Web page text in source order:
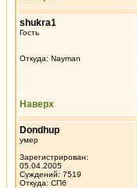
shukra1
Гость
Откуда: Nayman
Наверх
Dondhup
умер
Зарегистрирован:
05.04.2005
Суждений: 7519
Откуда: СПб